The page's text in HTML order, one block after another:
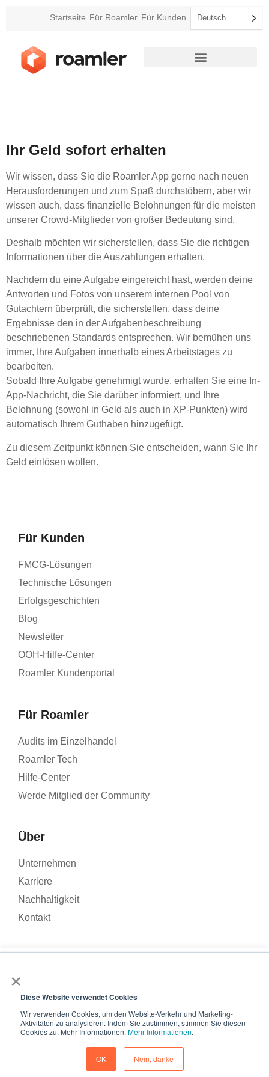
×
Diese Website verwendet Cookies
Wir verwenden Cookies, um den Website-Verkehr und Marketing-
Aktivitäten zu analysieren. Indem Sie zustimmen, stimmen Sie diesen
Cookies zu. Mehr Informationen. Mehr Informationen.
OK Nein, danke
analysieren und Ihr Nutzererlebnis zu verbessern. Wenn Sie auf
„Akzeptieren“ klicken, stimmen Sie der Verwendung von
Akzeptieren
Rückgang
Cookie-Einstellungen
Startseite Für Roamler Für Kunden Deutsch
Ihr Geld sofort erhalten
Wir wissen, dass Sie die Roamler App gerne nach neuen
Herausforderungen und zum Spaß durchstöbern, aber wir
wissen auch, dass finanzielle Belohnungen für die meisten
unserer Crowd-Mitglieder von großer Bedeutung sind.
Deshalb möchten wir sicherstellen, dass Sie die richtigen
Informationen über die Auszahlungen erhalten.
Nachdem du eine Aufgabe eingereicht hast, werden deine
Antworten und Fotos von unserem internen Pool von
Gutachtern überprüft, die sicherstellen, dass deine
Ergebnisse den in der Aufgabenbeschreibung
beschriebenen Standards entsprechen. Wir bemühen uns
immer, Ihre Aufgaben innerhalb eines Arbeitstages zu
bearbeiten.
Sobald Ihre Aufgabe genehmigt wurde, erhalten Sie eine In-
App-Nachricht, die Sie darüber informiert, und Ihre
Belohnung (sowohl in Geld als auch in XP-Punkten) wird
automatisch Ihrem Guthaben hinzugefügt.
Zu diesem Zeitpunkt können Sie entscheiden, wann Sie Ihr
Geld einlösen wollen.
Für Kunden
FMCG-Lösungen
Technische Lösungen
Erfolgsgeschichten
Blog
Newsletter
OOH-Hilfe-Center
Roamler Kundenportal
Für Roamler
Audits im Einzelhandel
Roamler Tech
Hilfe-Center
Werde Mitglied der Community
Über
Unternehmen
Karriere
Nachhaltigkeit
Kontakt
© 2026 – Roamler .V.
Allgemeine
45001
ISO 27001